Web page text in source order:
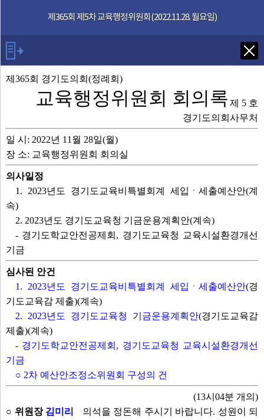
제365회 제5차 교육행정위원회(2022.11.28. 월요일)
Tab키로 다음 검색
안건
부록
영상회의록
제365회 경기도의회(정례회)
교육행정위원회 회의록 제 5 호
경기도의회사무처
일 시: 2022년 11월 28일(월)
장 소: 교육행정위원회 회의실
의사일정
1. 2023년도 경기도교육비특별회계 세입ㆍ세출예산안(계
속)
2. 2023년도 경기도교육청 기금운용계획안(계속)
- 경기도학교안전공제회, 경기도교육청 교육시설환경개선
기금
심사된 안건
1. 2023년도 경기도교육비특별회계 세입ㆍ세출예산안(경
기도교육감 제출)(계속)
2. 2023년도 경기도교육청 기금운용계획안(경기도교육감
제출)(계속)
- 경기도학교안전공제회, 경기도교육청 교육시설환경개선
기금
○ 2차 예산안조정소위원회 구성의 건
(13시04분 개의)
○ 위원장 김미리
의석을 정돈해 주시기 바랍니다. 성원이 되